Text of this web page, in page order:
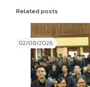
Related posts
02/08/2026